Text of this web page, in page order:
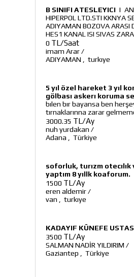
B SINIFI ATESLEYICI |
HIPERPOL LTD.STI KKNYA
ADIYAMAN BOZOVA ARASI
HES1 KANAL ISI SIVAS
0 TL/Saat
imam Arar/
ADIYAMAN
turkıye
5 yıl özel hareket 3 yıl
gölbası askerı koruma
bılen bır bayansa ben
tırnaklarınna zarar
3000.35 TL/Ay
nuh yurdakan /
Adana
Türkiye
soforluk, turızm
yaptım 8 yıllk koaforum.
1500 TL/Ay
eren aldemir/
van
turkıye
KADAYIF KÜNEFE
3500 TL/Ay
SALMAN NADİR YILDIRIM /
Gaziantep
Türkiye